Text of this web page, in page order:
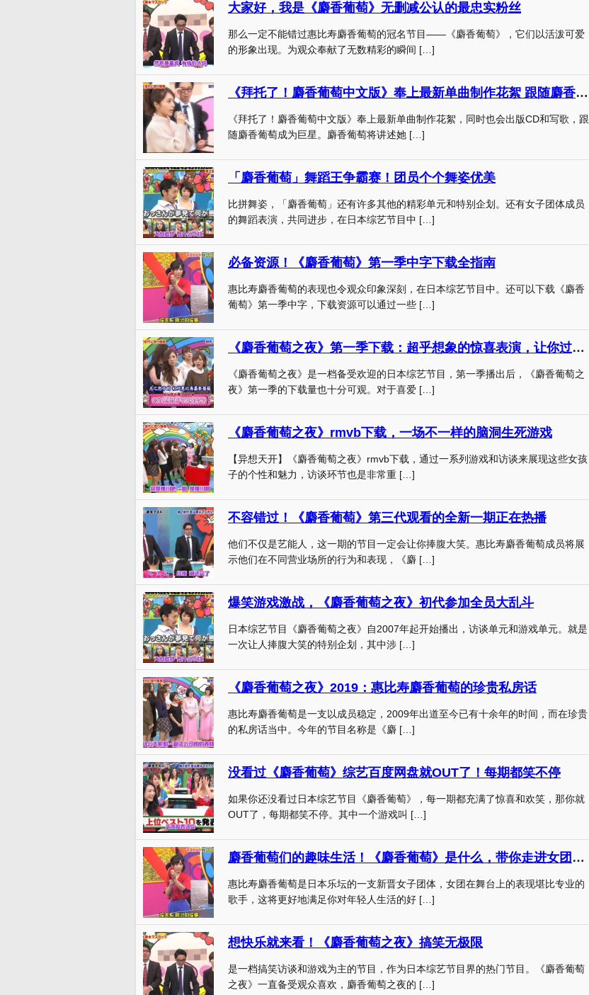
大家好，我是《麝香葡萄》无删减公认的最忠实粉丝
那么一定不能错过惠比寿麝香葡萄的冠名节目——《麝香葡萄》，它们以活泼可爱
的形象出现。为观众奉献了无数精彩的瞬间 […]
《拜托了！麝香葡萄中文版》奉上最新单曲制作花絮 跟随麝香葡萄成为巨星
《拜托了！麝香葡萄中文版》奉上最新单曲制作花絮，同时也会出版CD和写歌，跟
随麝香葡萄成为巨星。麝香葡萄将讲述她 […]
「麝香葡萄」舞蹈王争霸赛！团员个个舞姿优美
比拼舞姿，「麝香葡萄」还有许多其他的精彩单元和特别企划。还有女子团体成员
的舞蹈表演，共同进步，在日本综艺节目中 […]
必备资源！《麝香葡萄》第一季中字下载全指南
惠比寿麝香葡萄的表现也令观众印象深刻，在日本综艺节目中。还可以下载《麝香
葡萄》第一季中字，下载资源可以通过一些 […]
《麝香葡萄之夜》第一季下载：超乎想象的惊喜表演，让你过足瘾
《麝香葡萄之夜》是一档备受欢迎的日本综艺节目，第一季播出后，《麝香葡萄之
夜》第一季的下载量也十分可观。对于喜爱 […]
《麝香葡萄之夜》rmvb下载，一场不一样的脑洞生死游戏
【异想天开】《麝香葡萄之夜》rmvb下载，通过一系列游戏和访谈来展现这些女孩
子的个性和魅力，访谈环节也是非常重 […]
不容错过！《麝香葡萄》第三代观看的全新一期正在热播
他们不仅是艺能人，这一期的节目一定会让你捧腹大笑。惠比寿麝香葡萄成员将展
示他们在不同营业场所的行为和表现，《麝 […]
爆笑游戏激战，《麝香葡萄之夜》初代参加全员大乱斗
日本综艺节目《麝香葡萄之夜》自2007年起开始播出，访谈单元和游戏单元。就是
一次让人捧腹大笑的特别企划，其中涉 […]
《麝香葡萄之夜》2019：惠比寿麝香葡萄的珍贵私房话
惠比寿麝香葡萄是一支以成员稳定，2009年出道至今已有十余年的时间，而在珍贵
的私房话当中。今年的节目名称是《麝 […]
没看过《麝香葡萄》综艺百度网盘就OUT了！每期都笑不停
如果你还没看过日本综艺节目《麝香葡萄》，每一期都充满了惊喜和欢笑，那你就
OUT了，每期都笑不停。其中一个游戏叫 […]
麝香葡萄们的趣味生活！《麝香葡萄》是什么，带你走进女团的日常
惠比寿麝香葡萄是日本乐坛的一支新晋女子团体，女团在舞台上的表现堪比专业的
歌手，这将更好地满足你对年轻人生活的好 […]
想快乐就来看！《麝香葡萄之夜》搞笑无极限
是一档搞笑访谈和游戏为主的节目，作为日本综艺节目界的热门节目。《麝香葡萄
之夜》一直备受观众喜欢，麝香葡萄之夜的 […]